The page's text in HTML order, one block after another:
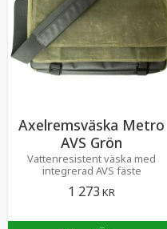
Axelremsväska Metro
AVS Grön
Vattenresistent väska med
integrerad AVS fäste
1 273 KR